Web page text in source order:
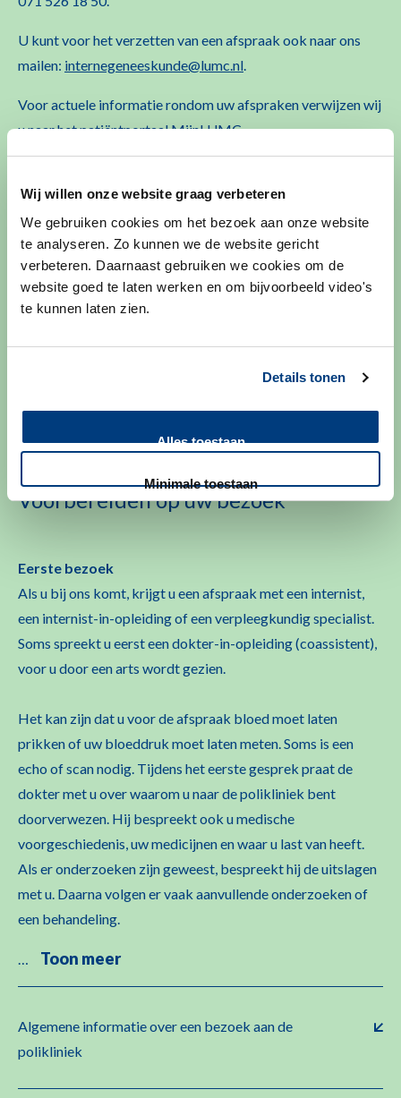
Wij willen onze website graag verbeteren
We gebruiken cookies om het bezoek aan onze website
te analyseren. Zo kunnen we de website gericht
verbeteren. Daarnaast gebruiken we cookies om de
website goed te laten werken en om bijvoorbeeld video's
te kunnen laten zien.
Details tonen
Alles toestaan
Minimale toestaan
U kunt voor het verzetten van een afspraak ook naar ons
mailen: internegeneeskunde@lumc.nl.
Voor actuele informatie rondom uw afspraken verwijzen wij
u naar het patiëntportaalMijnLUMC.
… Toon meer
Meer info over afspraak maken of wijzigen
Inloggen bij mijn LUMC
Voorbereiden op uw bezoek
Eerste bezoek
Als u bij ons komt, krijgt u een afspraak met een internist,
een internist-in-opleiding of een verpleegkundig specialist.
Soms spreekt u eerst een dokter-in-opleiding (coassistent),
voor u door een arts wordt gezien.
Het kan zijn dat u voor de afspraak bloed moet laten
prikken of uw bloeddruk moet laten meten. Soms is een
echo of scan nodig. Tijdens het eerste gesprek praat de
dokter met u over waarom u naar de polikliniek bent
doorverwezen. Hij bespreekt ook u medische
voorgeschiedenis, uw medicijnen en waar u last van heeft.
Als er onderzoeken zijn geweest, bespreekt hij de uitslagen
met u. Daarna volgen er vaak aanvullende onderzoeken of
een behandeling.
… Toon meer
Algemene informatie over een bezoek aan de
polikliniek